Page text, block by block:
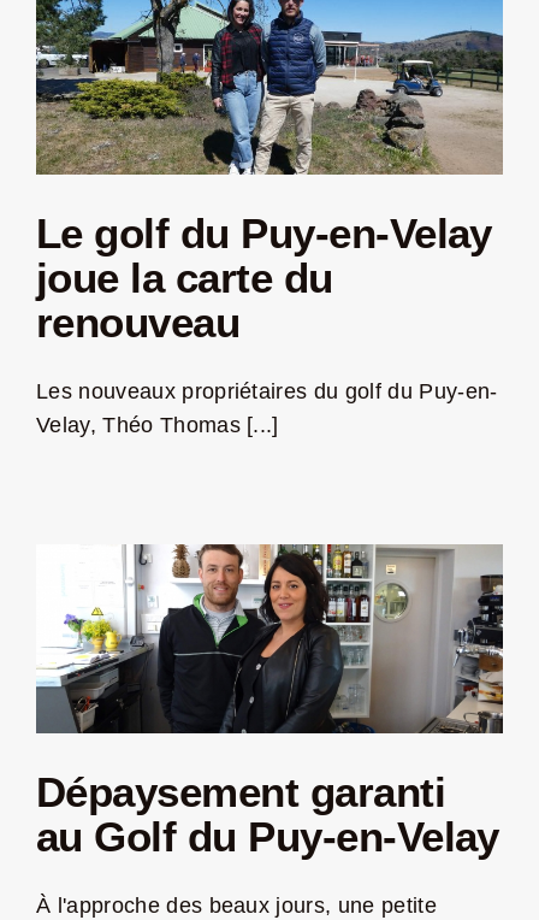
Jeu concours – Gagnez votre bûche de Noël 2025
Le golf du Puy-en-Velay
joue la carte du
renouveau
Les nouveaux propriétaires du golf du Puy-en-
Velay, Théo Thomas [...]
Dépaysement garanti
au Golf du Puy-en-Velay
À l'approche des beaux jours, une petite